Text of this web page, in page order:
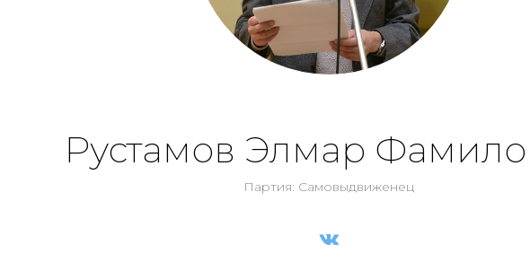
Рустамов Элмар
Партия: Самовыдвиженец